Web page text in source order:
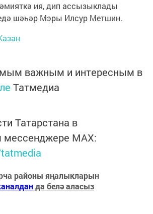
ия, дип ассызыклады
шәһәр Мэры Илсур Метшин.
важным и интересным в
Татмедиа
Татарстана в
мессенджере MАХ:
районы яңалыкларын
да белә аласыз